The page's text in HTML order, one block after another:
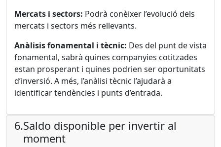
Mercats i sectors: Podrà conèixer l’evolució dels
mercats i sectors més rellevants.
Anàlisis fonamental i tècnic: Des del punt de vista
fonamental, sabrà quines companyies cotitzades
estan prosperant i quines podrien ser oportunitats
d’inversió. A més, l’anàlisi tècnic l’ajudarà a
identificar tendències i punts d’entrada.
6.Saldo disponible per invertir al
moment